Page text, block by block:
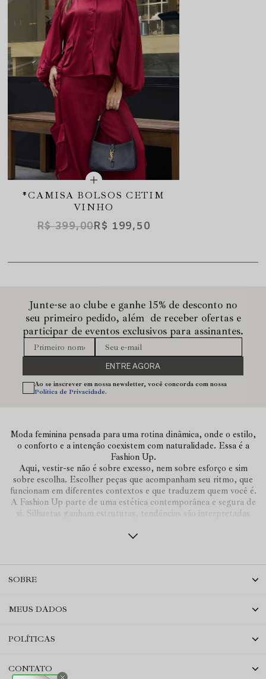
*CAMISA BOLSOS CETIM
VINHO
R$ 399,00R$ 199,50
Junte-se ao clube e ganhe 15% de desconto no
seu primeiro pedido, além de receber ofertas e
participar de eventos exclusivos para assinantes.
ENTRE AGORA
Ao se inscrever em nossa newsletter, você concorda com nossa
Política de Privacidade.
Moda feminina pensada para uma rotina dinâmica, onde o estilo,
o conforto e a intenção coexistem com naturalidade. Essa é a
Fashion Up.
Aqui, vestir-se não é sobre excesso, nem sobre esforço e sim
sobre escolha. Escolher peças que acompanham seu ritmo, que
funcionam em diferentes contextos e que traduzem quem você é.
A Fashion Up parte de uma estética contemporânea e segura de
si. Silhuetas ganham estruturas, tendências são interpretadas
dia.
entre as ocasiões e estações. Camisas e blusas com presença.
funcionam sozinhas e melhor ainda juntas.
A proposta é autêntica e precisa: um guarda-roupa versátil,
encontro e do planejamento ao improviso.
SOBRE
MEUS DADOS
POLÍTICAS
CONTATO